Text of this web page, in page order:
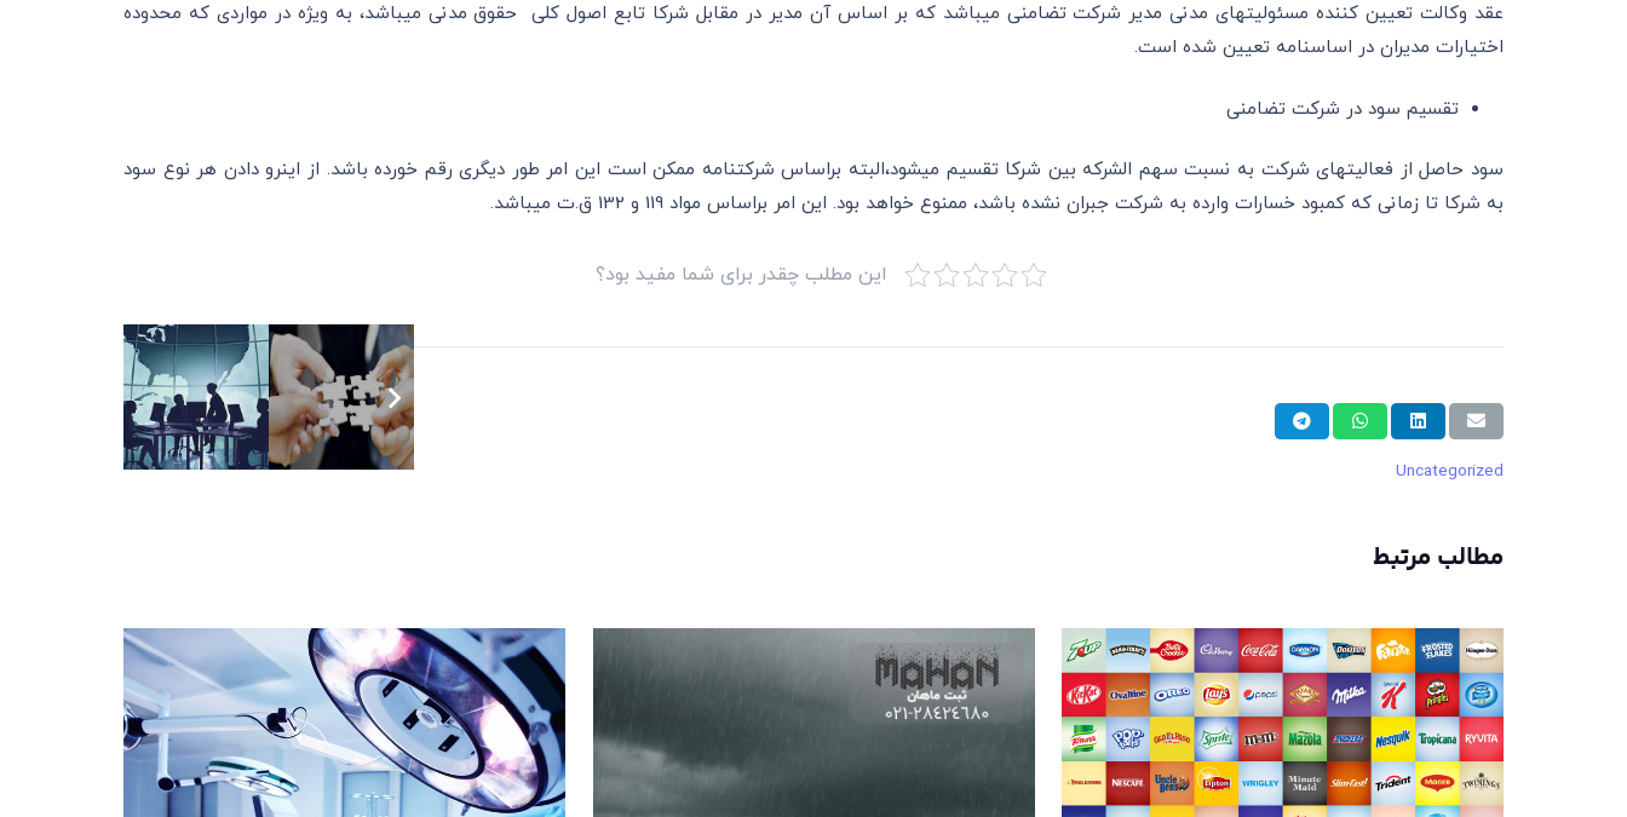
عقد وکالت تعیین کننده مسئولیت‎ها‎ی مدنی مدیر شرکت تضامنی می‎باشد که بر اساس آن مدیر در مقابل شرکا تابع اصول کلی حقوق مدنی می‎باشد، به ویژه در مواردی که محدوده
اختیارات مدیران در اساسنامه تعیین شده است.
تقسیم سود در شرکت تضامنی
سود حاصل از فعالیت‎ها‎ی شرکت به نسبت سهم الشرکه بین شرکا تقسیم می‎شود،البته براساس شرکتنامه ممکن است این امر طور دیگری رقم خورده باشد. از اینرو دادن هر نوع سود
به شرکا تا زمانی که کمبود خسارات وارده به شرکت جبران نشده باشد، ممنوع خواهد بود. این امر براساس مواد 119 و 132 ق.ت می‎باشد.
این مطلب چقدر برای شما مفید بود؟
Uncategorized
مطالب مرتبط